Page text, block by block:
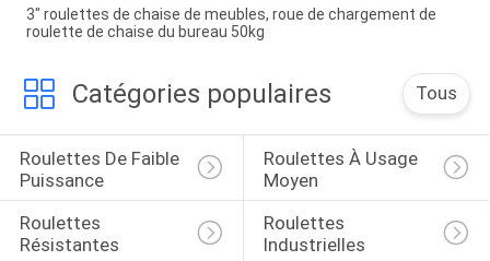
3" roulettes de chaise de meubles, roue de chargement de
roulette de chaise du bureau 50kg
Catégories populaires Tous
Roulettes De Faible
Puissance
Roulettes À Usage
Moyen
Roulettes
Résistantes
Roulettes
Industrielles